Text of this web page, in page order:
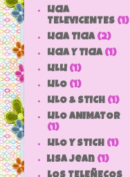
LICIA
TELEVICENTES (1)
LICIA TICIA (2)
LICIA Y TICIA (1)
LILLI (1)
LILO (1)
LILO & STICH (1)
LILO ANIMATOR
(1)
LILO Y STICH (1)
lisa jean (1)